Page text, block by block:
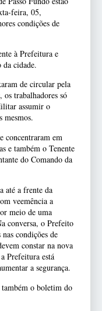
feira, 05,
condições de
à Prefeitura e
da cidade.
de circular pela
os trabalhadores só
assumir o
mesmos.
concentraram em
e também o Tenente
do Comando da
até a frente da
veemência a
meio de uma
conversa, o Prefeito
condições de
constar na nova
Prefeitura está
a segurança.
o boletim do